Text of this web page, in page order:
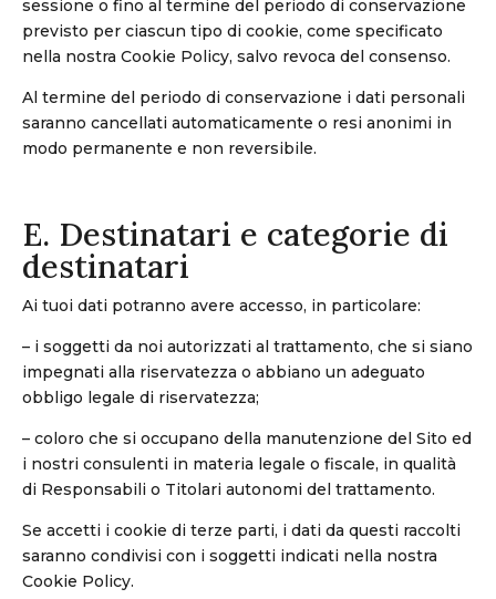
sessione o fino al termine del periodo di conservazione
previsto per ciascun tipo di cookie, come specificato
nella nostra Cookie Policy, salvo revoca del consenso.
Al termine del periodo di conservazione i dati personali
saranno cancellati automaticamente o resi anonimi in
modo permanente e non reversibile.
E. Destinatari e categorie di
destinatari
Ai tuoi dati potranno avere accesso, in particolare:
– i soggetti da noi autorizzati al trattamento, che si siano
impegnati alla riservatezza o abbiano un adeguato
obbligo legale di riservatezza;
– coloro che si occupano della manutenzione del Sito ed
i nostri consulenti in materia legale o fiscale, in qualità
di Responsabili o Titolari autonomi del trattamento.
Se accetti i cookie di terze parti, i dati da questi raccolti
saranno condivisi con i soggetti indicati nella nostra
Cookie Policy.